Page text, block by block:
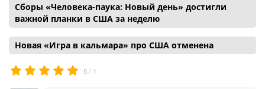
Сборы «Человека-паука: Новый день» достигли
важной планки в США за неделю
Новая «Игра в кальмара» про США отменена
5 / 1